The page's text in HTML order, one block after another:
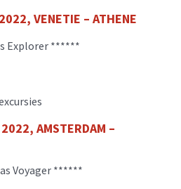
VENETIE – ATHENE
Explorer ******
AMSTERDAM –
Voyager ******